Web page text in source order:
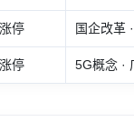
涨停 国企改革
涨停 5G概念 ·